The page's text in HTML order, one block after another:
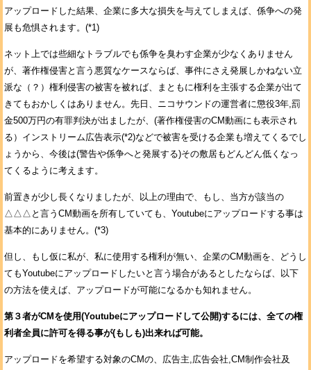
アップロードした結果、企業に多大な損失を与えてしまえば、係争への発
展も危惧されます。(*1)
ネット上では些細なトラブルでも係争を臭わす企業が少なくありません
が、著作権侵害と言う悪質なケースならば、事件にさえ発展しかねない立
派な（？）権利侵害の被害を被れば、まともに権利を主張する企業が出て
きてもおかしくはありません。先日、ニコサウンドの運営者に懲役3年,罰
金500万円の有罪判決が出ましたが、(著作権侵害のCM動画にも表示され
る）インストリーム広告表示(*2)などで被害を受ける企業も増えてくるでし
ょうから、今後は(警告や係争へと発展する)その敷居もどんどん低くなっ
てくるように考えます。
前置きが少し長くなりましたが、以上の理由で、もし、当方が該当の
△△△と言うCM動画を所有していても、Youtubeにアップロードする事は
基本的にありません。(*3)
但し、もし仮に私が、私に使用する権利が無い、企業のCM動画を、どうし
てもYoutubeにアップロードしたいと言う場合があるとしたならば、以下
の方法を使えば、アップロードが可能になるかも知れません。
第３者がCMを使用(Youtubeにアップロードして公開)するには、全ての権
利者全員に許可を得る事が(もしも)出来れば可能。
アップロードを希望する対象のCMの、広告主,広告会社,CM制作会社及